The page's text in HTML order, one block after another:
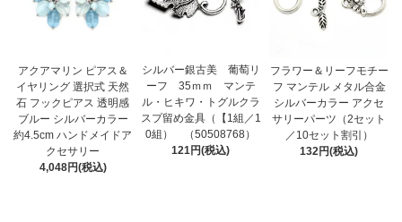
アクアマリン ピアス＆
イヤリング 選択式 天然
石 フックピアス 透明感
ブルー シルバーカラー
約4.5cm ハンドメイドア
クセサリー
4,048円(税込)
シルバー銀古美 葡萄リ
ーフ 35ｍｍ マンテ
ル・ヒキワ・トグルクラ
スプ留め金具（【1組／1
0組） （50508768）
121円(税込)
フラワー＆リーフモチー
フ マンテル メタル合金
シルバーカラー アクセ
サリーパーツ（2セット
／10セット割引）
132円(税込)